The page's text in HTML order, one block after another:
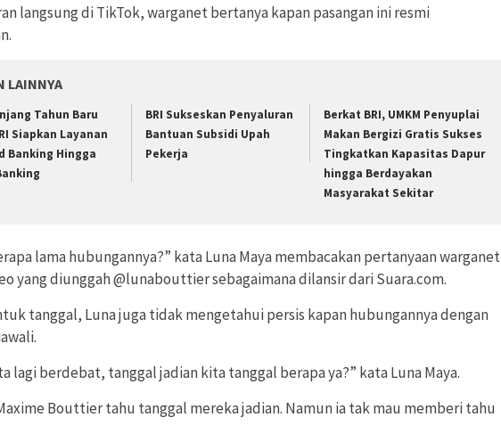
langsung di TikTok, warganet bertanya kapan pasangan ini resmi
LAINNYA
Tahun Baru
Siapkan Layanan
Banking Hingga
BRI Sukseskan Penyaluran
Bantuan Subsidi Upah
Pekerja
Berkat BRI, UMKM Penyuplai
Makan Bergizi Gratis Sukses
Tingkatkan Kapasitas Dapur
hingga Berdayakan
Masyarakat Sekitar
lama hubungannya?” kata Luna Maya membacakan pertanyaan warganet
yang diunggah @lunabouttier sebagaimana dilansir dari Suara.com.
tanggal, Luna juga tidak mengetahui persis kapan hubungannya dengan
lagi berdebat, tanggal jadian kita tanggal berapa ya?” kata Luna Maya.
Bouttier tahu tanggal mereka jadian. Namun ia tak mau memberi tahu